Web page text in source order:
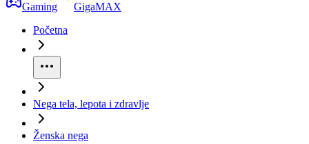
Gaming
GigaMAX
Početna
Nega tela, lepota i zdravlje
Ženska nega